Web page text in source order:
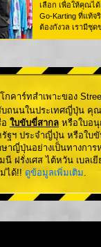
เลือก เพื่อให้คุณไ
Go-Karting ที่แท้จ
ต้องกังวล เรามีชุด
โกคาร์ทสำเพาะของ
ถนนในประเทศญี่ปุ่น คุ
ใบขับขี่สากล หรือใบอ
ฐฯ ประจำญี่ปุ่น หรือใบ
าญี่ปุ่นอย่างเป็นทางกา
นี ฝรั่งเศส ไต้หวัน เบลเ
ได้!! ดูข้อมูลเพิ่มเติม.